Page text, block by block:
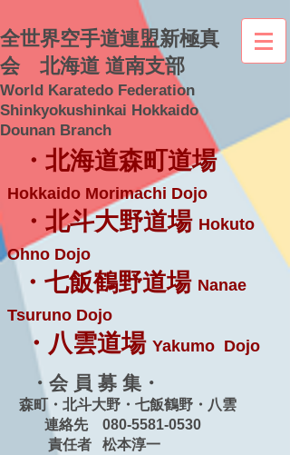
全世界空手道連盟新極真
会 北海道 道南支部
World Karatedo Federation
Shinkyokushinkai Hokkaido
Dounan Branch
・北海道森町道場
Hokkaido Morimachi Dojo
・北斗大野道場 Hokuto
Ohno Dojo
・七飯鶴野道場 Nanae
Tsuruno Dojo
・八雲道場 Yakumo Dojo
・会 員 募 集・
森町・北斗大野・七飯鶴野・八雲
連絡先 080-5581-0530
責任者 松本淳一